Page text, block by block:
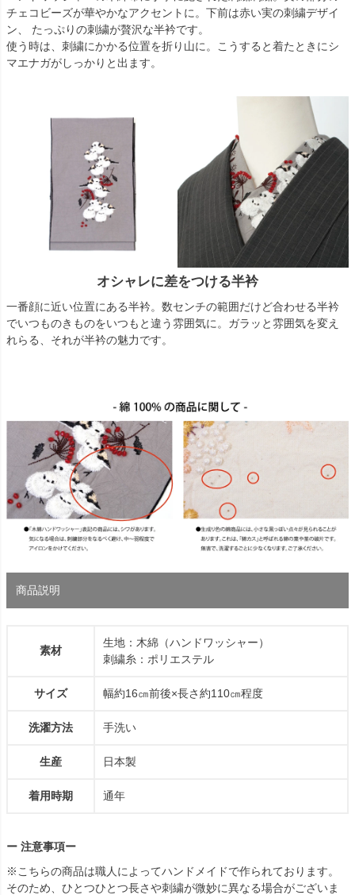
チェコビーズが華やかなアクセントに。下前は赤い実の刺繍デザイ
ン、 たっぷりの刺繍が贅沢な半衿です。
使う時は、刺繍にかかる位置を折り山に。こうすると着たときにシ
マエナガがしっかりと出ます。
オシャレに差をつける半衿
一番顔に近い位置にある半衿。数センチの範囲だけど合わせる半衿
でいつものきものをいつもと違う雰囲気に。ガラッと雰囲気を変え
れらる、それが半衿の魅力です。
商品説明
素材
生地：木綿（ハンドワッシャー）
刺繍糸：ポリエステル
サイズ 幅約16㎝前後×長さ約110㎝程度
洗濯方法 手洗い
生産 日本製
着用時期 通年
ー 注意事項ー
※こちらの商品は職人によってハンドメイドで作られております。
そのため、ひとつひとつ長さや刺繍が微妙に異なる場合がございま